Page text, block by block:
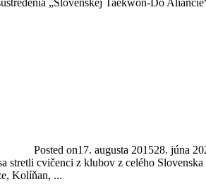
„Slovenskej Taekwon-Do
Posted on17. augusta 201528. júna
stretli cvičenci z klubov z celého
Kolíňan, ...